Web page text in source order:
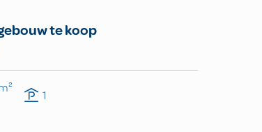
te koop
1